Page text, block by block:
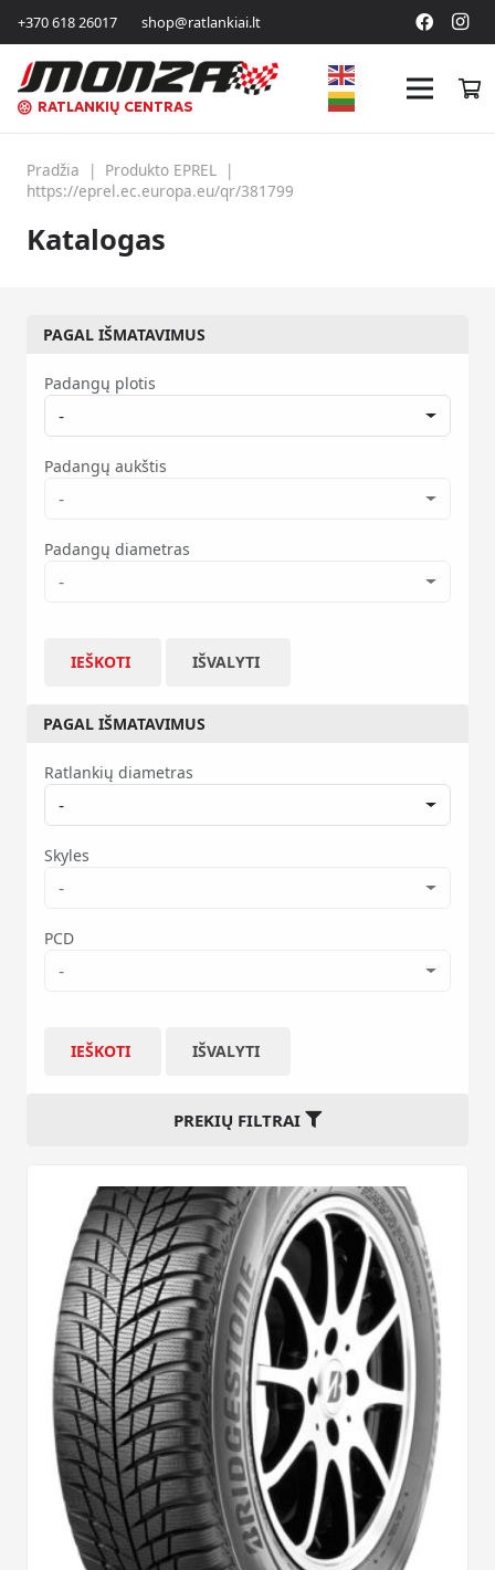
+370 618 26017 shop@ratlankiai.lt
RATLANKIŲ CENTRAS
Pradžia | Produkto EPREL |
https://eprel.ec.europa.eu/qr/381799
Katalogas
PAGAL IŠMATAVIMUS
Padangų plotis
-
Padangų aukštis
-
Padangų diametras
-
IEŠKOTI IŠVALYTI
PAGAL IŠMATAVIMUS
Ratlankių diametras
-
Skyles
-
PCD
-
IEŠKOTI IŠVALYTI
PREKIŲ FILTRAI